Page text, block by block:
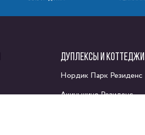
ДУПЛЕКСЫ И КОТТЕДЖИ
Нордик Парк Резиденс
Акиньшино Резиденс